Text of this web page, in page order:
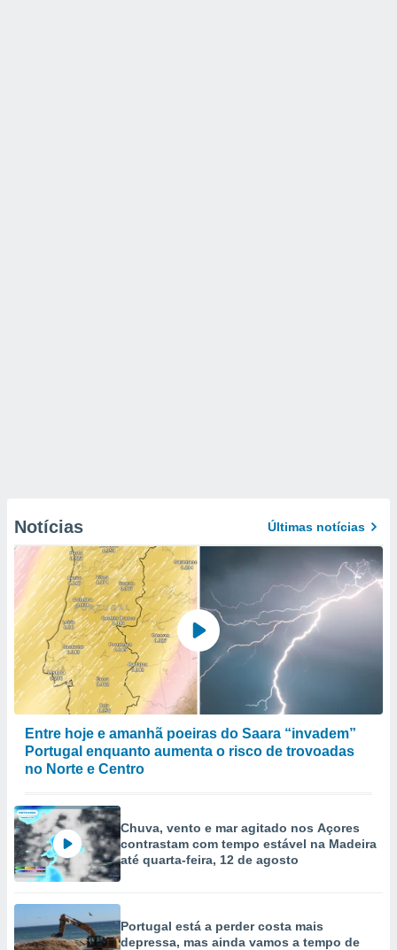
Notícias Últimas notícias
Entre hoje e amanhã poeiras do Saara “invadem”
Portugal enquanto aumenta o risco de trovoadas
no Norte e Centro
Chuva, vento e mar agitado nos Açores
contrastam com tempo estável na Madeira
até quarta-feira, 12 de agosto
Portugal está a perder costa mais
depressa, mas ainda vamos a tempo de